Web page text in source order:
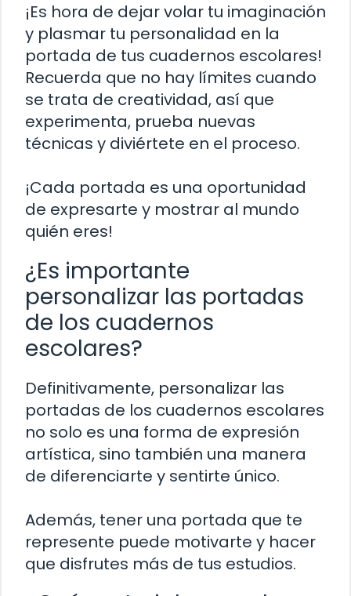
¡Es hora de dejar volar tu imaginación
y plasmar tu personalidad en la
portada de tus cuadernos escolares!
Recuerda que no hay límites cuando
se trata de creatividad, así que
experimenta, prueba nuevas
técnicas y diviértete en el proceso.
¡Cada portada es una oportunidad
de expresarte y mostrar al mundo
quién eres!
¿Es importante
personalizar las portadas
de los cuadernos
escolares?
Definitivamente, personalizar las
portadas de los cuadernos escolares
no solo es una forma de expresión
artística, sino también una manera
de diferenciarte y sentirte único.
Además, tener una portada que te
represente puede motivarte y hacer
que disfrutes más de tus estudios.